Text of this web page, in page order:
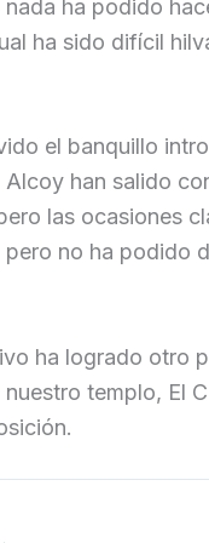
ha podido
ha sido difícil
el banquillo
han salido
las ocasiones
no ha podido
ha logrado otro
templo, El